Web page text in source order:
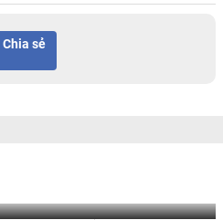
Chia sẻ